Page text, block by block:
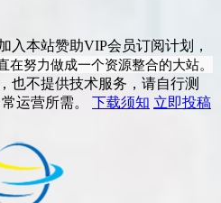
入本站赞助VIP会员订阅计划，
在努力做成一个资源整合的大站。
也不提供技术服务，请自行测
运营所需。 下载须知 立即投稿